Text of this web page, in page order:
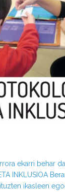
ekarri behar da
INKLUSIOA
ikasleen